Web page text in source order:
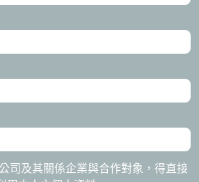
司及其關係企業與合作對象，得直接